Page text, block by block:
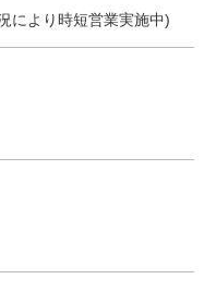
により時短営業実施中)